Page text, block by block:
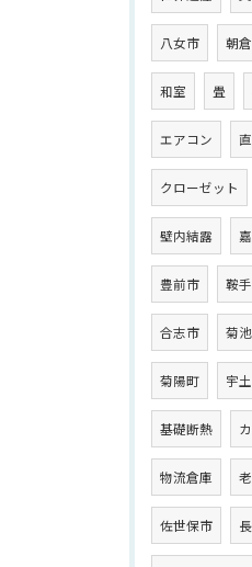
八女市 朝
和室 畳
エアコン
クローゼット
壁内結露
豊前市 鞍
合志市 菊
菊陽町 宇
基礎断熱
物流倉庫
佐世保市